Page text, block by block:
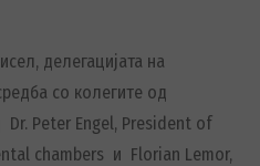
делегацијата на
со колегите од
Dr. Peter Engel, President of
chambers и Florian Lemor,